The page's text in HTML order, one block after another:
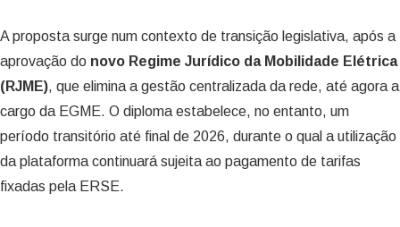
A proposta surge num contexto de transição legislativa, após a
aprovação do novo Regime Jurídico da Mobilidade Elétrica
(RJME), que elimina a gestão centralizada da rede, até agora a
cargo da EGME. O diploma estabelece, no entanto, um
período transitório até final de 2026, durante o qual a utilização
da plataforma continuará sujeita ao pagamento de tarifas
fixadas pela ERSE.